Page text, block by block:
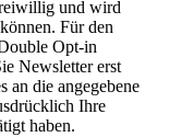
und wird
Für den
Opt-in
Newsletter erst
an die angegebene
Ihre
haben.